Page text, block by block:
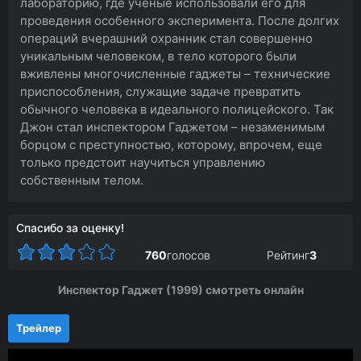
проведения особенного эксперимента. После долгих
операций вчерашний охранник стал совершенно
уникальным человеком, в тело которого были
вживлены многочисленные гаджеты – технические
приспособления, служащие задаче превратить
обычного человека в идеального полицейского. Так
Джон стал инспектором Гаджетом – незаменимым
борцом с преступностью, которому, впрочем, еще
только предстоит научиться управлению
собственным телом.
Спасибо за оценку!
760голосов Рейтинг3
Инспектор Гаджет (1999) смотреть онлайн
Трейлер